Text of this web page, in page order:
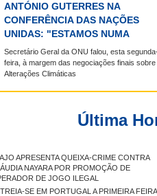
ANTÓNIO GUTERRES NA
CONFERÊNCIA DAS NAÇÕES
UNIDAS: "ESTAMOS NUMA
CORRIDA CONTRA O TEMPO"
Secretário Geral da ONU falou, esta
feira, à margem das negociações finais sobre
Alterações Climáticas
Última
APRESENTA QUEIXA-CRIME CONTRA
NAYARA POR PROMOÇÃO DE
DE JOGO ILEGAL
SE EM PORTUGAL A PRIMEIRA FEIRA